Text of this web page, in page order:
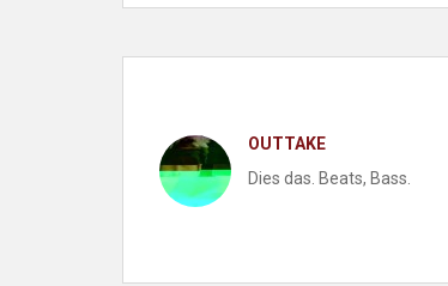
OUTTAKE
Dies das. Beats, Bass.